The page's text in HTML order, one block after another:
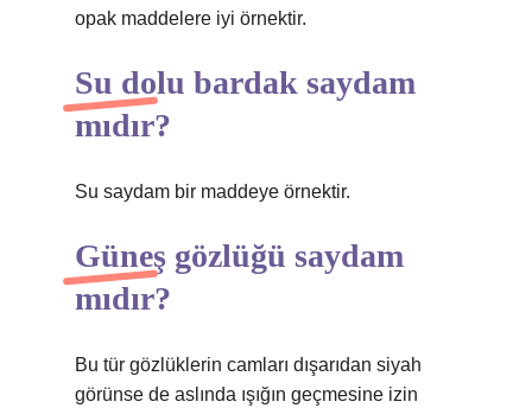
opak maddelere iyi örnektir.
Su dolu bardak saydam
mıdır?
Su saydam bir maddeye örnektir.
Güneş gözlüğü saydam
mıdır?
Bu tür gözlüklerin camları dışarıdan siyah
görünse de aslında ışığın geçmesine izin